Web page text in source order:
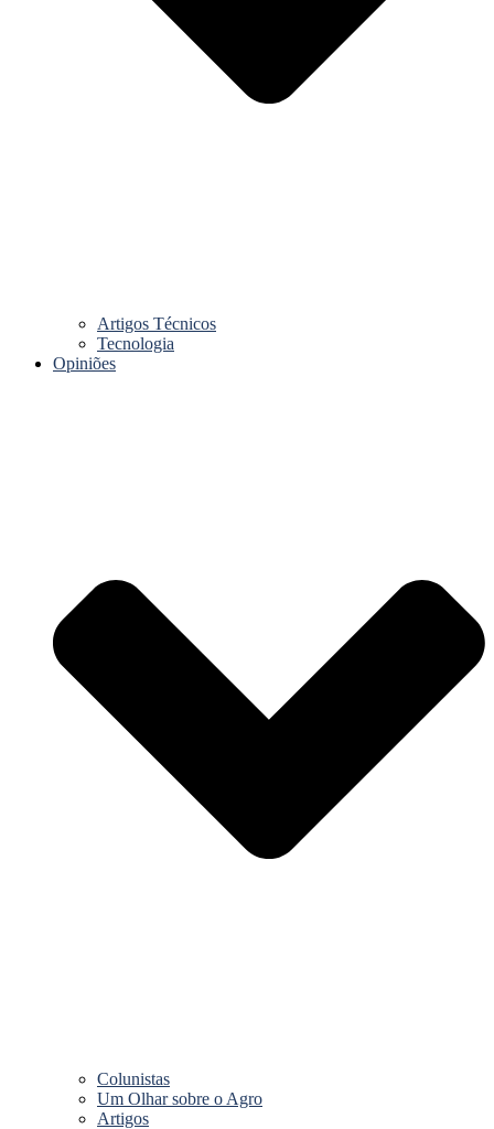
Artigos Técnicos
Tecnologia
Opiniões
Colunistas
Um Olhar sobre o Agro
Artigos